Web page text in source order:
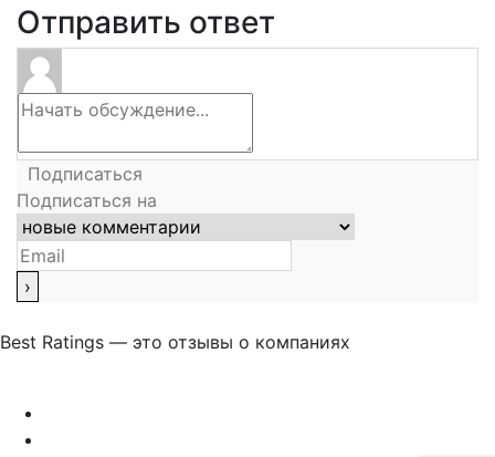
Отправить ответ
Подписаться
Подписаться на
Best Ratings — это отзывы о компаниях